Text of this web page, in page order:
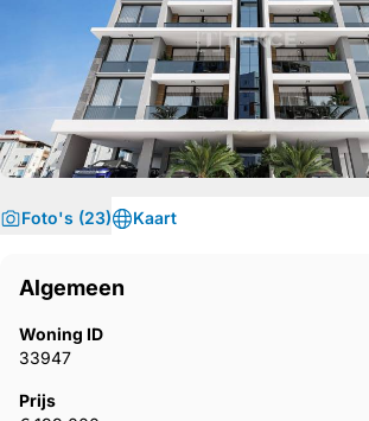
Foto's (23) Kaart
Algemeen
Woning ID
33947
Prijs